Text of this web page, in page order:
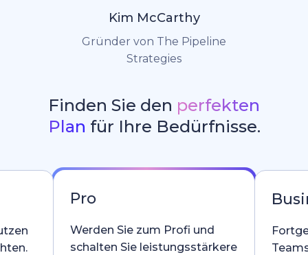
Kim McCarthy
Gründer von The Pipeline
Strategies
Finden Sie den perfekten
Plan für Ihre Bedürfnisse.
Pro
Werden Sie zum Profi und
schalten Sie leistungsstärkere